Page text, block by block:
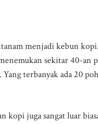
menjadi kebun
sekitar 40-an
terbanyak ada 20
kopi juga sangat luar